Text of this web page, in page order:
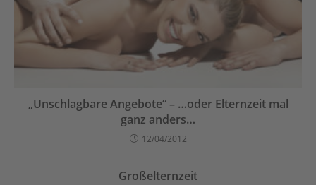
„Unschlagbare Angebote“ – …oder Elternzeit mal
ganz anders…
12/04/2012
Großelternzeit